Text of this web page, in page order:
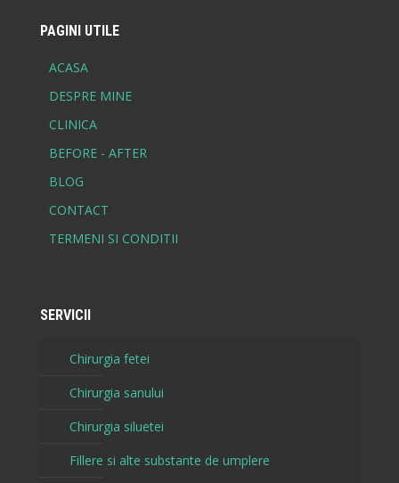
PAGINI UTILE
ACASA
DESPRE MINE
CLINICA
BEFORE - AFTER
BLOG
CONTACT
TERMENI SI CONDITII
SERVICII
Chirurgia fetei
Chirurgia sanului
Chirurgia siluetei
Fillere si alte substante de umplere